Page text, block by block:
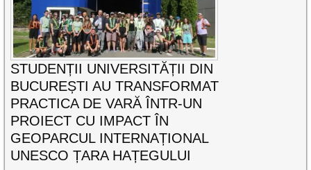
STUDENȚII UNIVERSITĂȚII DIN
BUCUREȘTI AU TRANSFORMAT
PRACTICA DE VARĂ ÎNTR-UN
PROIECT CU IMPACT ÎN
GEOPARCUL INTERNAȚIONAL
UNESCO ȚARA HAȚEGULUI